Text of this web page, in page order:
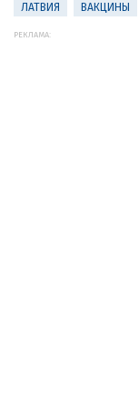
ЛАТВИЯ ВАКЦИНЫ
РЕКЛАМА: